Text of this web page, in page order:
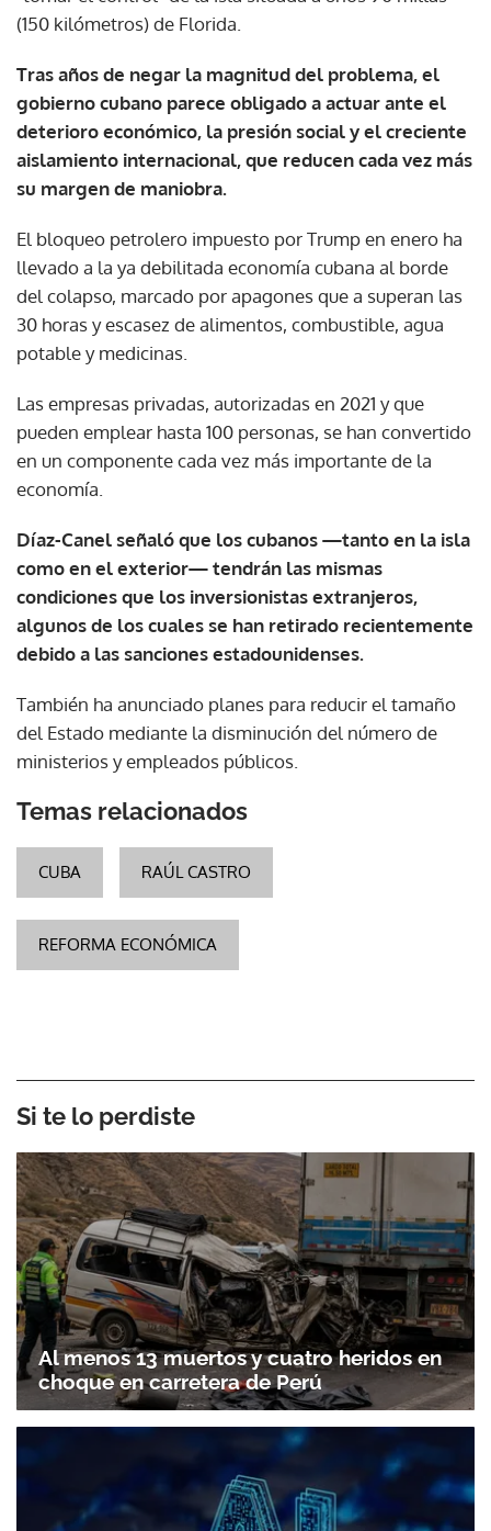
(150 kilómetros) de Florida.
Tras años de negar la magnitud del problema, el
gobierno cubano parece obligado a actuar ante el
deterioro económico, la presión social y el creciente
aislamiento internacional, que reducen cada vez más
su margen de maniobra.
El bloqueo petrolero impuesto por Trump en enero ha
llevado a la ya debilitada economía cubana al borde
del colapso, marcado por apagones que a superan las
30 horas y escasez de alimentos, combustible, agua
potable y medicinas.
Las empresas privadas, autorizadas en 2021 y que
pueden emplear hasta 100 personas, se han convertido
en un componente cada vez más importante de la
economía.
Díaz-Canel señaló que los cubanos —tanto en la isla
como en el exterior— tendrán las mismas
condiciones que los inversionistas extranjeros,
algunos de los cuales se han retirado recientemente
debido a las sanciones estadounidenses.
También ha anunciado planes para reducir el tamaño
del Estado mediante la disminución del número de
ministerios y empleados públicos.
Temas relacionados
CUBA RAÚL CASTRO
REFORMA ECONÓMICA
Si te lo perdiste
Al menos 13 muertos y cuatro heridos en
choque en carretera de Perú